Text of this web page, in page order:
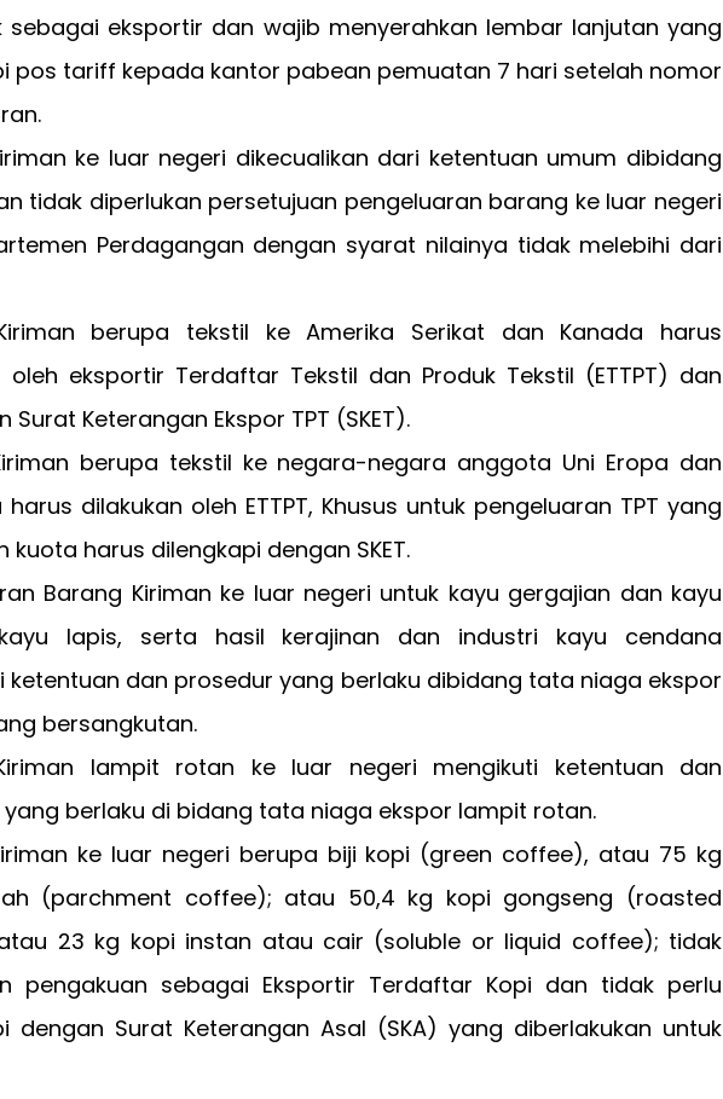
sebagai eksportir dan wajib menyerahkan lembar lanjutan yang
pos tariff kepada kantor pabean pemuatan 7 hari setelah nomor
ke luar negeri dikecualikan dari ketentuan umum dibidang
tidak diperlukan persetujuan pengeluaran barang ke luar negeri
Perdagangan dengan syarat nilainya tidak melebihi dari
berupa tekstil ke Amerika Serikat dan Kanada harus
oleh eksportir Terdaftar Tekstil dan Produk Tekstil (ETTPT) dan
Surat Keterangan Ekspor TPT (SKET).
berupa tekstil ke negara-negara anggota Uni Eropa dan
harus dilakukan oleh ETTPT, Khusus untuk pengeluaran TPT yang
kuota harus dilengkapi dengan SKET.
Barang Kiriman ke luar negeri untuk kayu gergajian dan kayu
lapis, serta hasil kerajinan dan industri kayu cendana
ketentuan dan prosedur yang berlaku dibidang tata niaga ekspor
bersangkutan.
lampit rotan ke luar negeri mengikuti ketentuan dan
berlaku di bidang tata niaga ekspor lampit rotan.
ke luar negeri berupa biji kopi (green coffee), atau 75 kg
(parchment coffee); atau 50,4 kg kopi gongseng (roasted
23 kg kopi instan atau cair (soluble or liquid coffee); tidak
pengakuan sebagai Eksportir Terdaftar Kopi dan tidak perlu
dengan Surat Keterangan Asal (SKA) yang diberlakukan untuk